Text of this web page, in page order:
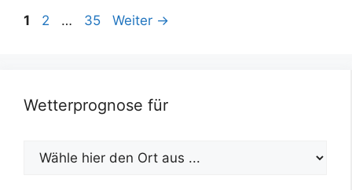
Seite
1 Seite
2 … Seite
35 Weiter →
Wetterprognose für